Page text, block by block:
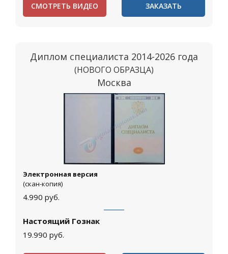
СМОТРЕТЬ ВИДЕО ЗАКАЗАТЬ
Диплом специалиста 2014-2026 года
(НОВОГО ОБРАЗЦА)
Москва
Электронная версия
(скан-копия)
4.990 руб.
Настоящий Гознак
19.990 руб.